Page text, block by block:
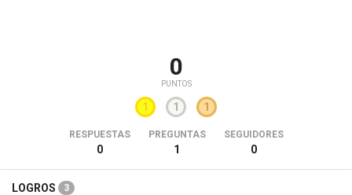
0
PUNTOS
1 1 1
RESPUESTAS
0
PREGUNTAS
1
SEGUIDORES
0
LOGROS 3